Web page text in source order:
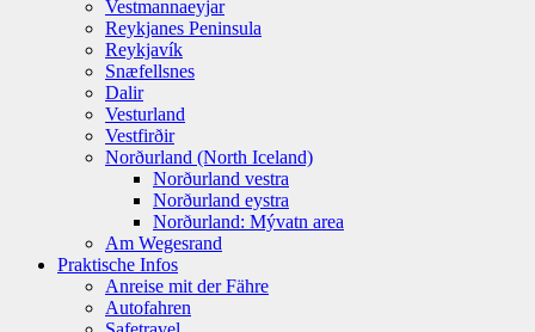
Vestmannaeyjar
Reykjanes Peninsula
Reykjavík
Snæfellsnes
Dalir
Vesturland
Vestfirðir
Norðurland (North Iceland)
Norðurland vestra
Norðurland eystra
Norðurland: Mývatn area
Am Wegesrand
Praktische Infos
Anreise mit der Fähre
Autofahren